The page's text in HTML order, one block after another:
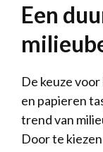
Een
De keuze
en papieren
trend van
Door te